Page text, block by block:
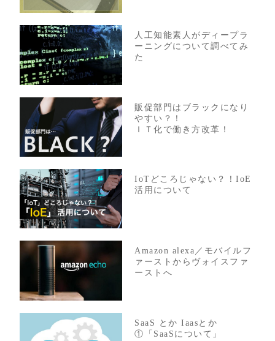
人工知能素人がディープラ
ーニングについて調べてみ
た
販促部門はブラックになり
やすい？！
ＩＴ化で働き方改革！
IoTどころじゃない？！IoE
活用について
Amazon alexa／モバイルフ
ァーストからヴォイスファ
ーストへ
SaaS とか Iaasとか
①「SaaSについて」